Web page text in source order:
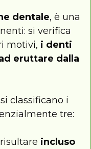
dentale, è una
si verifica
motivi, i denti
eruttare dalla
classificano i
tre:
incluso